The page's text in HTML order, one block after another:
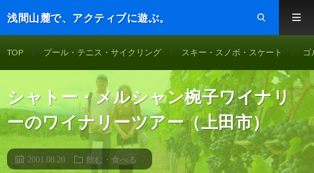
浅間山麓で、アクティブに遊ぶ。
TOP プール・テニス・サイクリング スキー・スノボ・スケート ゴ
シャトー・メルシャン椀子ワイナリ
ーのワイナリーツアー（上田市）
2001.08.20 飲む・食べる